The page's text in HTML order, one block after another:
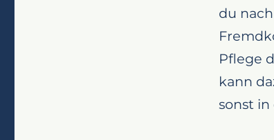
du
Pflege
kann
sonst